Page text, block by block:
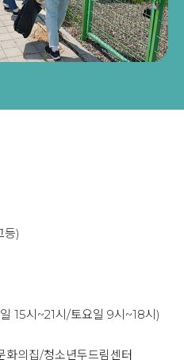
등)
15시~21시/토요일 9시~18시)
화의집/청소년두드림센터